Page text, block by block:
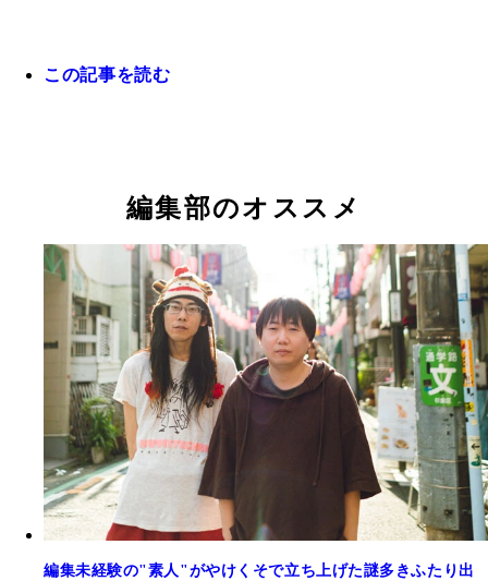
この記事を読む
編集部のオススメ
編集未経験の"素人"がやけくそで立ち上げた謎多きふたり出